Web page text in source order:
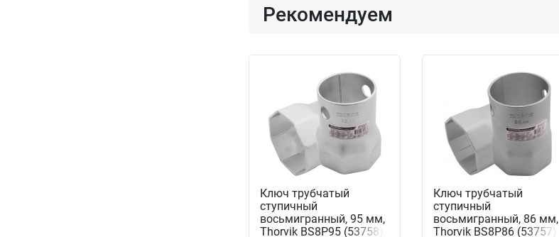
Рекомендуем
Ключ трубчатый
ступичный
восьмигранный, 95 мм,
Thorvik BS8P95 (53758)
Ключ трубчатый
ступичный
восьмигранный, 86 мм,
Thorvik BS8P86 (53757)